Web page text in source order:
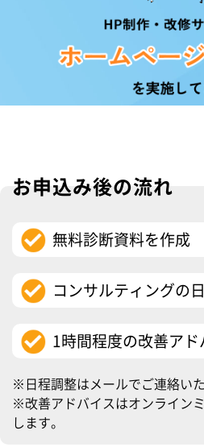
お申込み後の流れ
無料診断資料を作成
コンサルティングの
1時間程度の改善アド
※日程調整はメールでご連絡いた
※改善アドバイスはオンライン
します。